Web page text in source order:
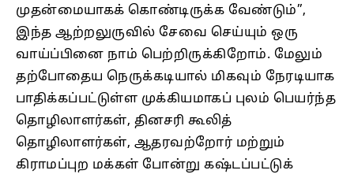
முதன்மையாகக் கொண்டிருக்க வேண்டும்”,
இந்த ஆற்றலுருவில் சேவை செய்யும் ஒரு
வாய்ப்பினை நாம் பெற்றிருக்கிறோம். மேலும்
தற்போதைய நெருக்கடியால் மிகவும் நேரடியாக
பாதிக்கப்பட்டுள்ள முக்கியமாகப் புலம் பெயர்ந்த
தொழிலாளர்கள், தினசரி கூலித்
தொழிலாளர்கள், ஆதரவற்றோர் மற்றும்
கிராமப்புற மக்கள் போன்று கஷ்டப்பட்டுக்